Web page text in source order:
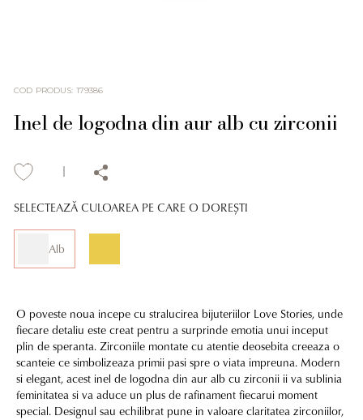
COD PRODUS: 179386
Inel de logodna din aur alb cu zirconii
SELECTEAZĂ CULOAREA PE CARE O DOREȘTI
Alb
O poveste noua incepe cu stralucirea bijuteriilor Love Stories, unde
fiecare detaliu este creat pentru a surprinde emotia unui inceput
plin de speranta. Zirconiile montate cu atentie deosebita creeaza o
scanteie ce simbolizeaza primii pasi spre o viata impreuna. Modern
si elegant, acest inel de logodna din aur alb cu zirconii ii va sublinia
feminitatea si va aduce un plus de rafinament fiecarui moment
special. Designul sau echilibrat pune in valoare claritatea zirconiilor,